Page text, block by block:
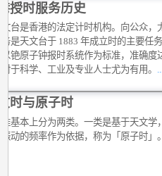
授时服务历史
台是香港的法定计时机构。向公众，
是天文台于 1883 年成立时的主要任
铯原子钟报时系统作为标准，准确度
于科学、工业及专业人士尤为有用。
时与原子时
基本上分为两类。一类是基于天文学
动的频率作为依据，称为「原子时」。